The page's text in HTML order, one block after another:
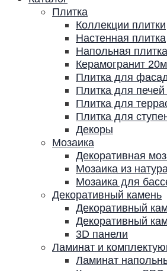
Плитка
Коллекции плитки
Настенная плитка
Напольная плитка
Керамогранит
Плитка для
Плитка для
Плитка для
Плитка для
Декоры
Мозаика
Декоративная
Мозаика из
Мозаика для
Декоративный камень
Декоративный
Декоративный
3D панели
Ламинат и
Ламинат